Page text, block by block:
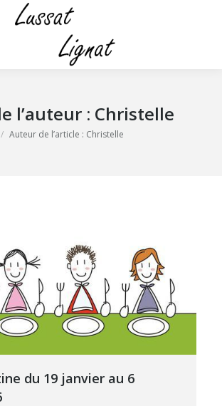
l’auteur : Christelle
ici :
Auteur de l’article : Christelle
du 19 janvier au 6
cookies